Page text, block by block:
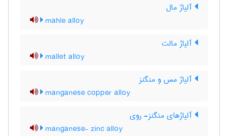
آلیاژ مال
mahle alloy
آلیاژ مالت
mallet alloy
آلیاژ مس و منگنز
manganese copper alloy
آلیاژهای منگنز- روی
manganese- zinc alloy